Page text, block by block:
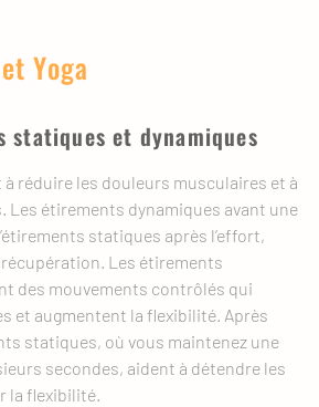
Yoga
statiques et dynamiques
réduire les douleurs musculaires et à
Les étirements dynamiques avant une
statiques après l’effort,
Les étirements
des mouvements contrôlés qui
et augmentent la flexibilité. Après
statiques, où vous maintenez une
secondes, aident à détendre les
la flexibilité.